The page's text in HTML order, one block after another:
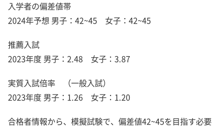
入学者の偏差値帯
2024年予想 男子：42~45 女子：42~45
推薦入試
2023年度 男子：2.48 女子：3.87
実質入試倍率 （一般入試）
2023年度 男子：1.26 女子：1.20
合格者情報から、模擬試験で、偏差値42~45を目指す必要